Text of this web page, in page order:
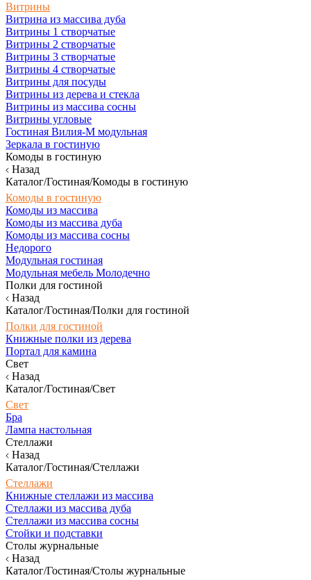
Витрины
Витрина из массива дуба
Витрины 1 створчатые
Витрины 2 створчатые
Витрины 3 створчатые
Витрины 4 створчатые
Витрины для посуды
Витрины из дерева и стекла
Витрины из массива сосны
Витрины угловые
Гостиная Вилия-М модульная
Зеркала в гостиную
Комоды в гостиную
Назад
Каталог/Гостиная/Комоды в гостиную
Комоды в гостиную
Комоды из массива
Комоды из массива дуба
Комоды из массива сосны
Недорого
Модульная гостиная
Модульная мебель Молодечно
Полки для гостиной
Назад
Каталог/Гостиная/Полки для гостиной
Полки для гостиной
Книжные полки из дерева
Портал для камина
Свет
Назад
Каталог/Гостиная/Свет
Свет
Бра
Лампа настольная
Стеллажи
Назад
Каталог/Гостиная/Стеллажи
Стеллажи
Книжные стеллажи из массива
Стеллажи из массива дуба
Стеллажи из массива сосны
Стойки и подставки
Столы журнальные
Назад
Каталог/Гостиная/Столы журнальные